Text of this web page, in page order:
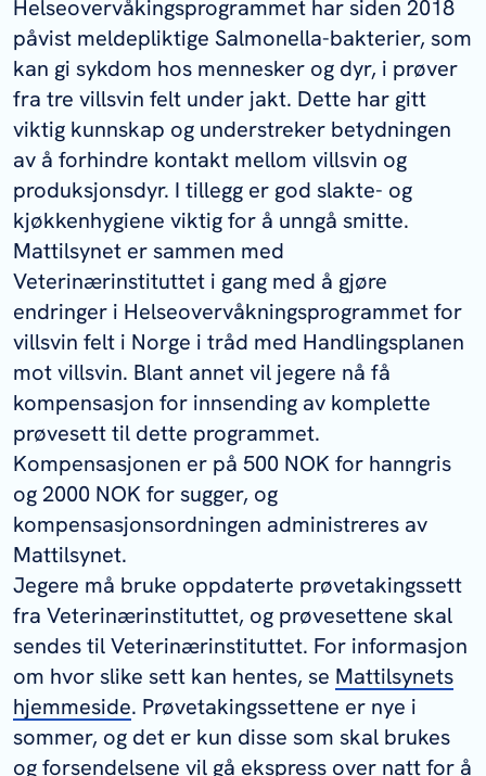
Helseovervåkingsprogrammet har siden 2018
påvist meldepliktige Salmonella-bakterier, som
kan gi sykdom hos mennesker og dyr, i prøver
fra tre villsvin felt under jakt. Dette har gitt
viktig kunnskap og understreker betydningen
av å forhindre kontakt mellom villsvin og
produksjonsdyr. I tillegg er god slakte- og
kjøkkenhygiene viktig for å unngå smitte.
Mattilsynet er sammen med
Veterinærinstituttet i gang med å gjøre
endringer i Helseovervåkningsprogrammet for
villsvin felt i Norge i tråd med Handlingsplanen
mot villsvin. Blant annet vil jegere nå få
kompensasjon for innsending av komplette
prøvesett til dette programmet.
Kompensasjonen er på 500 NOK for hanngris
og 2000 NOK for sugger, og
kompensasjonsordningen administreres av
Mattilsynet.
Jegere må bruke oppdaterte prøvetakingssett
fra Veterinærinstituttet, og prøvesettene skal
sendes til Veterinærinstituttet. For informasjon
om hvor slike sett kan hentes, se Mattilsynets
hjemmeside. Prøvetakingssettene er nye i
sommer, og det er kun disse som skal brukes
og forsendelsene vil gå ekspress over natt for å